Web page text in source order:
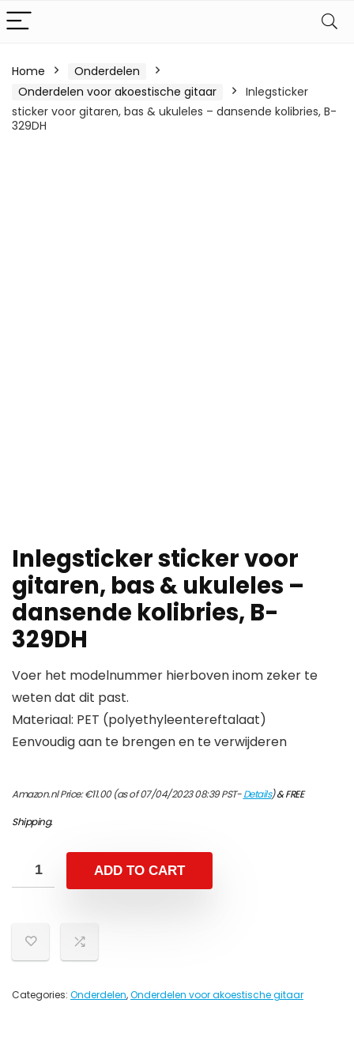
Home
Onderdelen
Onderdelen voor akoestische gitaar
Inlegsticker
sticker voor gitaren, bas & ukuleles – dansende kolibries, B-
329DH
Inlegsticker sticker voor
gitaren, bas & ukuleles –
dansende kolibries, B-
329DH
Voer het modelnummer hierboven inom zeker te
weten dat dit past.
Materiaal: PET (polyethyleentereftalaat)
Eenvoudig aan te brengen en te verwijderen
Amazon.nl Price:€11.00(as of 07/04/2023 08:39 PST-Details)&FREE
Shipping.
ADD TO CART
Categories: Onderdelen,Onderdelen voor akoestische gitaar